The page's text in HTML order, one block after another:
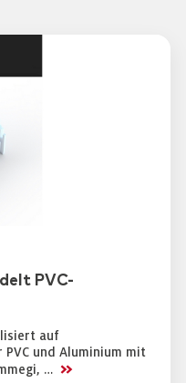
PVC-
auf
und Aluminium mit
… >>